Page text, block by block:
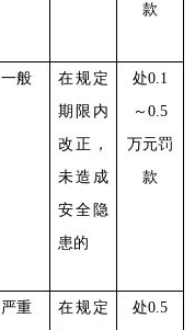
款
一般
在规定
期限内
改正，
未造成
安全隐
患的
处0.1
～0.5
万元罚
款
严重
在规定
处0.5